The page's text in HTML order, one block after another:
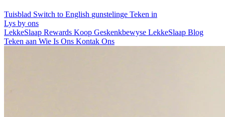
Tuisblad Switch to English gunstelinge Teken in
Lys by ons
LekkeSlaap Rewards Koop Geskenkbewyse LekkeSlaap Blog
Teken aan Wie Is Ons Kontak Ons